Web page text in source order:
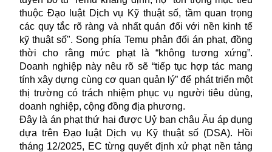
thuộc Đạo luật Dịch vụ Kỹ thuật số, tầm quan trọng
các quy tắc rõ ràng và nhất quán đối với nền kinh tế
kỹ thuật số". Song phía Temu phản đối án phạt, đồng
thời cho rằng mức phạt là “không tương xứng”.
Doanh nghiệp này nêu rõ sẽ “tiếp tục hợp tác mang
tính xây dựng cùng cơ quan quản lý” để phát triển một
thị trường có trách nhiệm phục vụ người tiêu dùng,
doanh nghiệp, cộng đồng địa phương.
Đây là án phạt thứ hai được Uỷ ban châu Âu áp dụng
dựa trên Đạo luật Dịch vụ Kỹ thuật số (DSA). Hồi
tháng 12/2025, EC từng quyết định xử phạt nền tảng